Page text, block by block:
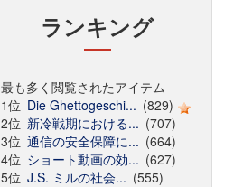
ランキング
最も多く閲覧されたアイテム
1位 Die Ghettogeschi... (829)
2位 新冷戦期における... (707)
3位 通信の安全保障に... (664)
4位 ショート動画の効... (627)
5位 J.S. ミルの社会... (555)